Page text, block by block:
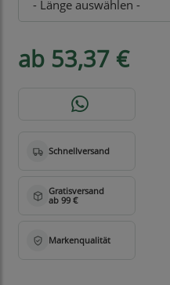
ab 53,37 €